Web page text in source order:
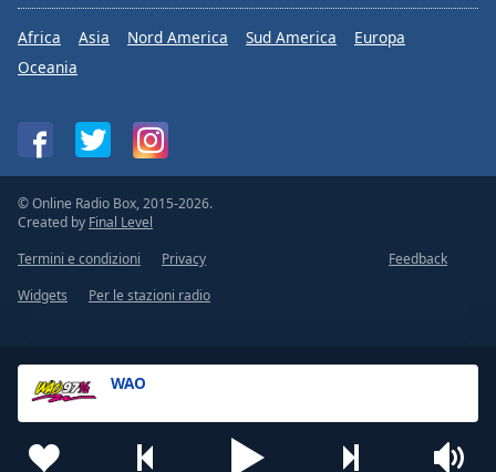
WAO
Africa Asia Nord America Sud America
Europa
Oceania
© Online Radio Box, 2015-2026.
Created by Final Level
Termini e condizioni
Privacy
Feedback
Widgets
Per le stazioni radio